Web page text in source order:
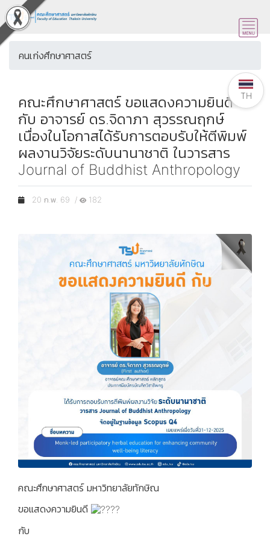
คนเก่งศึกษาศาสตร์
คณะศึกษาศาสตร์ ขอแสดงความยินดี
กับ อาจารย์ ดร.จิดาภา สุวรรณฤกษ์
เนื่องในโอกาสได้รับการตอบรับให้ตีพิมพ์
ผลงานวิจัยระดับนานาชาติ ในวารสาร
Journal of Buddhist Anthropology
20 ก.พ. 69 / 182
คณะศึกษาศาสตร์ มหาวิทยาลัยทักษิณ
ขอแสดงความยินดี
กับ
TH